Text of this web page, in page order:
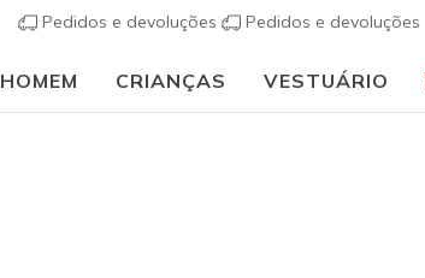
Pedidos e devoluções Pedidos e devoluções
HOMEM CRIANÇAS VESTUÁRIO